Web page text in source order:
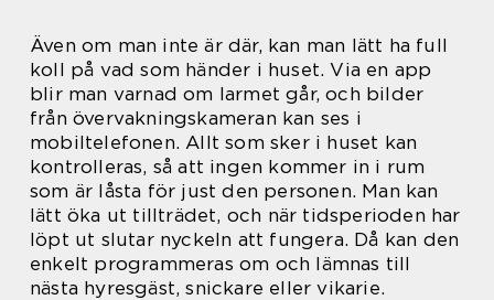
Även om man inte är där, kan man lätt ha full
koll på vad som händer i huset. Via en app
blir man varnad om larmet går, och bilder
från övervakningskameran kan ses i
mobiltelefonen. Allt som sker i huset kan
kontrolleras, så att ingen kommer in i rum
som är låsta för just den personen. Man kan
lätt öka ut tillträdet, och när tidsperioden har
löpt ut slutar nyckeln att fungera. Då kan den
enkelt programmeras om och lämnas till
nästa hyresgäst, snickare eller vikarie.